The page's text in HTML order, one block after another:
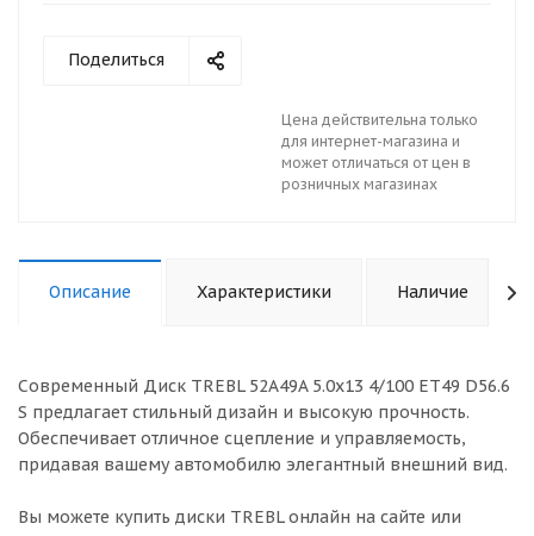
Поделиться
Цена действительна только
для интернет-магазина и
может отличаться от цен в
розничных магазинах
Описание Характеристики Наличие
Современный Диск TREBL 52A49A 5.0x13 4/100 ET49 D56.6
S предлагает стильный дизайн и высокую прочность.
Обеспечивает отличное сцепление и управляемость,
придавая вашему автомобилю элегантный внешний вид.
Вы можете купить диски TREBL онлайн на сайте или